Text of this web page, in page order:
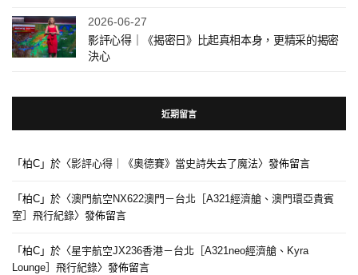
2026-06-27
影評心得｜《揭密日》比起真相本身，更精采的揭密
決心
近期留言
「 柏C 」於〈影評心得｜《奧德賽》當史詩失去了魔法〉發佈留言
「 柏C 」於〈澳門航空NX622澳門－台北［A321經濟艙、澳門環亞貴賓
室］飛行紀錄〉發佈留言
「 柏C 」於〈星宇航空JX236香港－台北［A321neo經濟艙、Kyra
Lounge］飛行紀錄〉發佈留言